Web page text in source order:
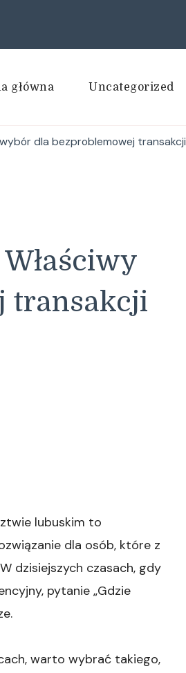
główna Uncategorized
dla bezproblemowej transakcji
transakcji
lubuskim to
dla osób, które z
dzisiejszych czasach, gdy
pytanie „Gdzie
warto wybrać takiego,